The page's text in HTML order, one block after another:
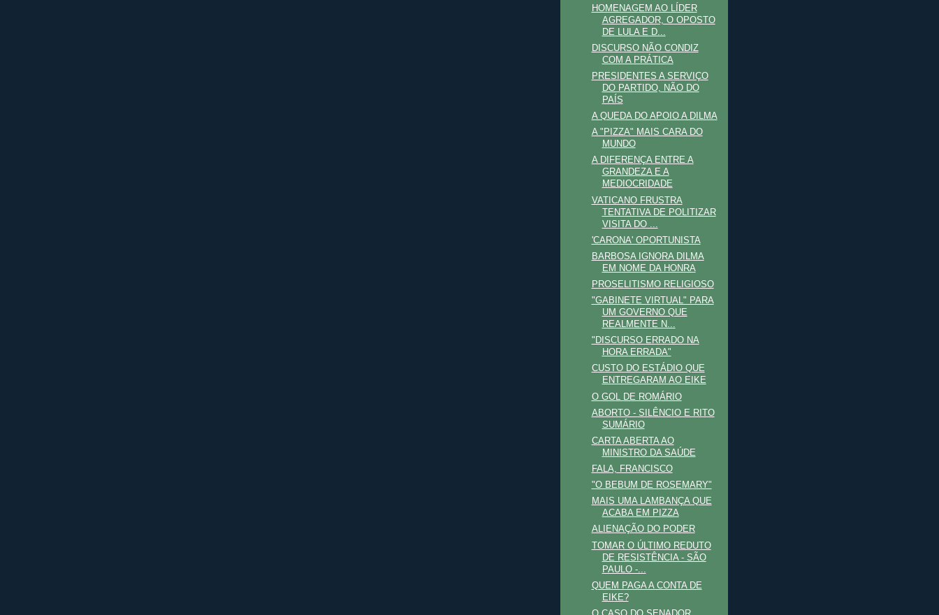
HOMENAGEM AO LÍDER
AGREGADOR, O OPOSTO
DE LULA E D...
DISCURSO NÃO CONDIZ
COM A PRÁTICA
PRESIDENTES A SERVIÇO
DO PARTIDO, NÃO DO
PAÍS
A QUEDA DO APOIO A DILMA
A "PIZZA" MAIS CARA DO
MUNDO
A DIFERENÇA ENTRE A
GRANDEZA E A
MEDIOCRIDADE
VATICANO FRUSTRA
TENTATIVA DE POLITIZAR
VISITA DO ...
'CARONA' OPORTUNISTA
BARBOSA IGNORA DILMA
EM NOME DA HONRA
PROSELITISMO RELIGIOSO
"GABINETE VIRTUAL" PARA
UM GOVERNO QUE
REALMENTE N...
"DISCURSO ERRADO NA
HORA ERRADA"
CUSTO DO ESTÁDIO QUE
ENTREGARAM AO EIKE
O GOL DE ROMÁRIO
ABORTO - SILÊNCIO E RITO
SUMÁRIO
CARTA ABERTA AO
MINISTRO DA SAÚDE
FALA, FRANCISCO
"O BEBUM DE ROSEMARY"
MAIS UMA LAMBANÇA QUE
ACABA EM PIZZA
ALIENAÇÃO DO PODER
TOMAR O ÚLTIMO REDUTO
DE RESISTÊNCIA - SÃO
PAULO -...
QUEM PAGA A CONTA DE
EIKE?